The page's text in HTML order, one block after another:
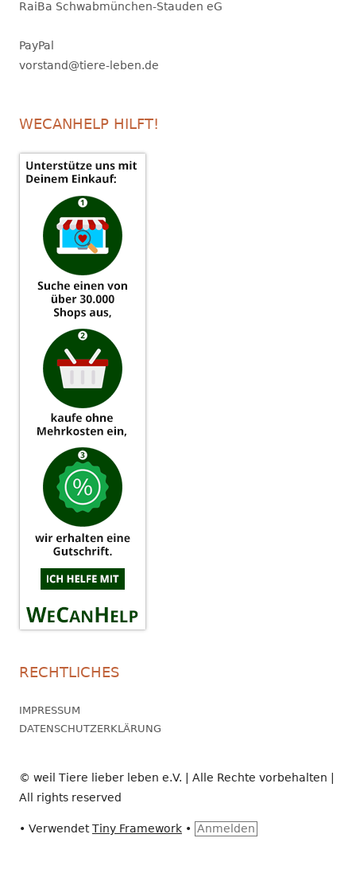
RaiBa Schwabmünchen-Stauden eG
PayPal
vorstand@tiere-leben.de
WECANHELP HILFT!
RECHTLICHES
IMPRESSUM
DATENSCHUTZERKLÄRUNG
© weil Tiere lieber leben e.V. | Alle Rechte vorbehalten |
All rights reserved
• VerwendetTiny Framework • Anmelden